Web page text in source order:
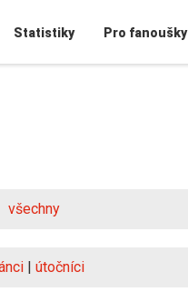
Statistiky Pro fanoušky
všechny
| útočníci